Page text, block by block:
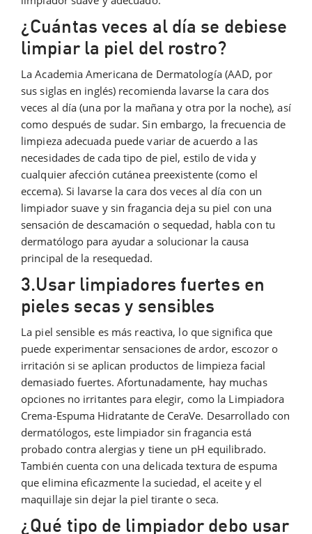
¿Cuántas veces al día se debiese
limpiar la piel del rostro?
La Academia Americana de Dermatología (AAD, por
sus siglas en inglés) recomienda lavarse la cara dos
veces al día (una por la mañana y otra por la noche), así
como después de sudar. Sin embargo, la frecuencia de
limpieza adecuada puede variar de acuerdo a las
necesidades de cada tipo de piel, estilo de vida y
cualquier afección cutánea preexistente (como el
eccema). Si lavarse la cara dos veces al día con un
limpiador suave y sin fragancia deja su piel con una
sensación de descamación o sequedad, habla con tu
dermatólogo para ayudar a solucionar la causa
principal de la resequedad.
3.Usar limpiadores fuertes en
pieles secas y sensibles
La piel sensible es más reactiva, lo que significa que
puede experimentar sensaciones de ardor, escozor o
irritación si se aplican productos de limpieza facial
demasiado fuertes. Afortunadamente, hay muchas
opciones no irritantes para elegir, como la Limpiadora
Crema-Espuma Hidratante de CeraVe. Desarrollado con
dermatólogos, este limpiador sin fragancia está
probado contra alergias y tiene un pH equilibrado.
También cuenta con una delicada textura de espuma
que elimina eficazmente la suciedad, el aceite y el
maquillaje sin dejar la piel tirante o seca.
¿Qué tipo de limpiador debo usar